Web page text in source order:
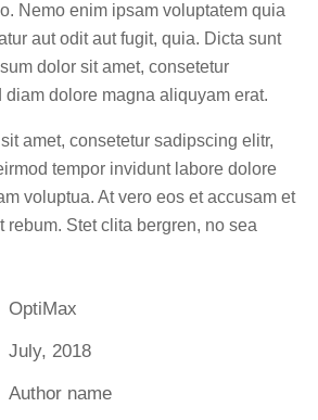
Nemo enim ipsam voluptatem quia
aut odit aut fugit, quia. Dicta sunt
dolor sit amet, consetetur
dolore magna aliquyam erat.
amet, consetetur sadipscing elitr,
tempor invidunt labore dolore
voluptua. At vero eos et accusam et
rebum. Stet clita bergren, no sea
OptiMax
July, 2018
Author name